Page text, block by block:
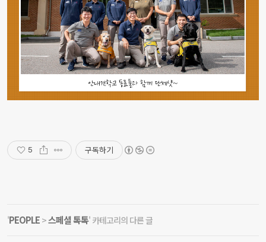
5 구독하기
'PEOPLE >스페셜 톡톡' 카테고리의 다른 글